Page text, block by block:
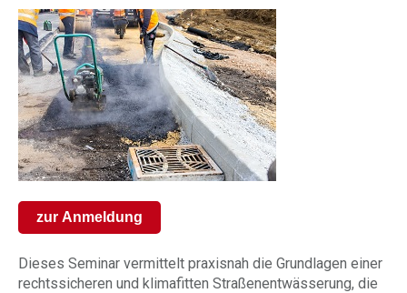
zur Anmeldung
Dieses Seminar vermittelt praxisnah die Grundlagen einer
rechtssicheren und klimafitten Straßenentwässerung, die